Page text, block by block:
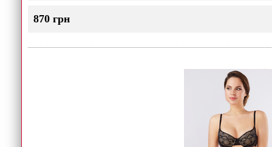
870 грн